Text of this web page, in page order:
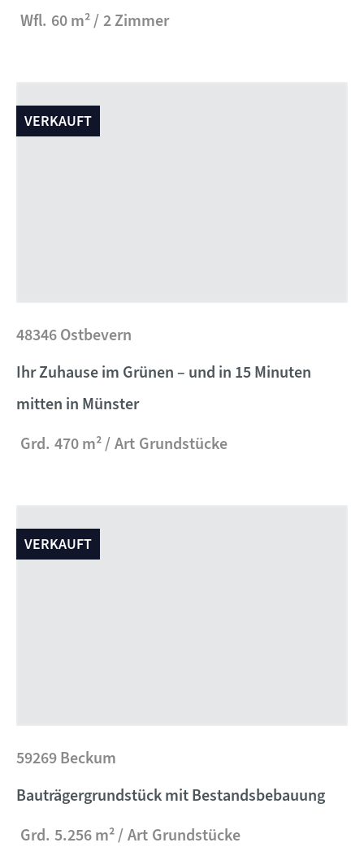
Wfl. 60 m² 2 Zimmer
VERKAUFT
48346 Ostbevern
Ihr Zuhause im Grünen – und in 15 Minuten
mitten in Münster
Grd. 470 m² Art Grundstücke
VERKAUFT
59269 Beckum
Bauträgergrundstück mit Bestandsbebauung
Grd. 5.256 m² Art Grundstücke